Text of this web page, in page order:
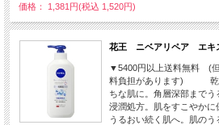
価格： 1,381円(税込 1,520円)
花王 ニベアリペア エキ
▼5400円以上送料無料 (
料負担があります) 乾燥
ちな肌に。角層深部まで
浸潤処方。肌をすこやかに
うるおい続く肌へ。肌の